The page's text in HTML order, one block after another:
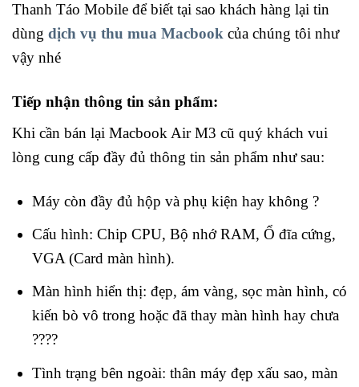
Thanh Táo Mobile để biết tại sao khách hàng lại tin
dùng dịch vụ thu mua Macbook của chúng tôi như
vậy nhé
Tiếp nhận thông tin sản phẩm:
Khi cần bán lại Macbook Air M3 cũ quý khách vui
lòng cung cấp đầy đủ thông tin sản phẩm như sau:
Máy còn đầy đủ hộp và phụ kiện hay không ?
Cấu hình: Chip CPU, Bộ nhớ RAM, Ổ đĩa cứng,
VGA (Card màn hình).
Màn hình hiển thị: đẹp, ám vàng, sọc màn hình, có
kiến bò vô trong hoặc đã thay màn hình hay chưa
????
Tình trạng bên ngoài: thân máy đẹp xấu sao, màn